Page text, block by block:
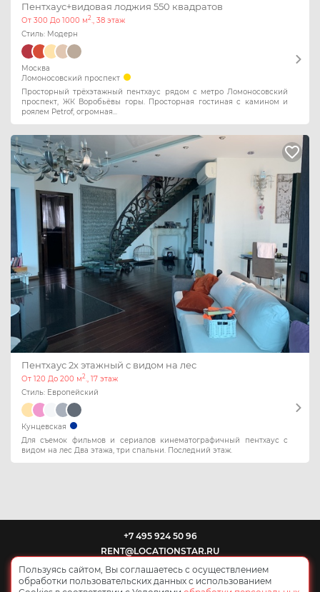
Пентхаус+видовая лоджия 550 квадратов
От 300 До 1000 м2., 38 этаж
Стиль: Модерн
Москва
Ломоносовский проспект
Просторный трёхэтажный пентхаус рядом с метро Ломоносовский
проспект, ЖК Воробьёвы горы. Просторная гостиная с камином и
роялем Petrof, огромная...
Пентхаус 2х этажный с видом на лес
От 120 До 200 м2., 17 этаж
Стиль: Европейский
Кунцевская
Для съемок фильмов и сериалов кинематографичный пентхаус с
видом на лес Два этажа, три спальни. Последний этаж.
+7 495 924 50 96
RENT@LOCATIONSTAR.RU
Пользуясь сайтом, Вы соглашаетесь с осуществлением
обработки пользовательских данных с использованием